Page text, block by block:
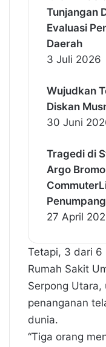
Tunjangan
Evaluasi
Daerah
3 Juli 2026
Wujudkan
Diskan
30 Juni
Tragedi di
Argo
27 April
Tetapi, 3 dari 6
Rumah Sakit
Serpong
penanganan
dunia.
“Tiga orang